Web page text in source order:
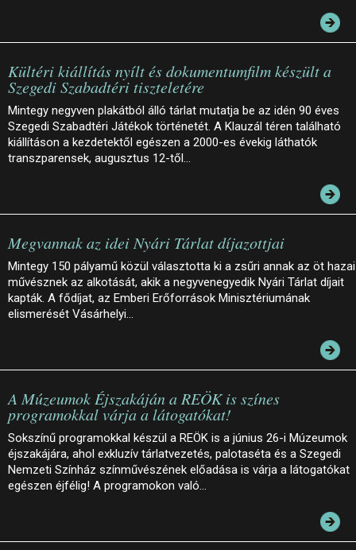
Kültéri kiállítás nyílt és dokumentumfilm készült a
Szegedi Szabadtéri tiszteletére
Mintegy negyven plakátból álló tárlat mutatja be az idén 90 éves
Szegedi Szabadtéri Játékok történetét. A Klauzál téren található
kiállításon a kezdetektől egészen a 2000-es évekig láthatók
transzparensek, augusztus 12-től…
Megvannak az idei Nyári Tárlat díjazottjai
Mintegy 150 pályamű közül választotta ki a zsűri annak az öt hazai
művésznek az alkotását, akik a negyvenegyedik Nyári Tárlat díjait
kapták. A fődíjat, az Emberi Erőforrások Minisztériumának
elismerését Vásárhelyi…
A Múzeumok Éjszakáján a REÖK is színes
programokkal várja a látogatókat!
Sokszínű programokkal készül a REÖK is a június 26-i Múzeumok
éjszakájára, ahol exkluzív tárlatvezetés, palotaséta és a Szegedi
Nemzeti Színház színművészének előadása is várja a látogatókat
egészen éjfélig! A programokon való…